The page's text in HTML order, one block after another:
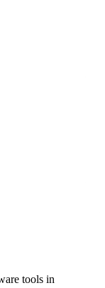
tools in